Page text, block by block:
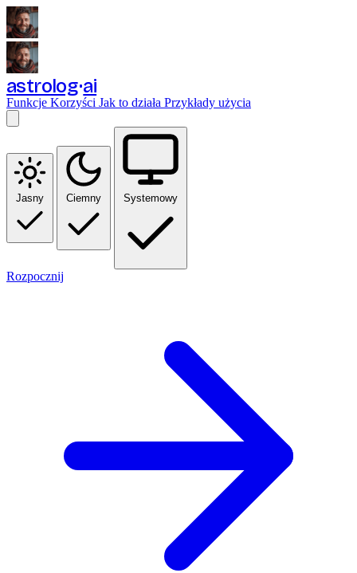
astrolog ai
Funkcje Korzyści Jak to działa Przykłady użycia
Jasny Ciemny Systemowy
Rozpocznij